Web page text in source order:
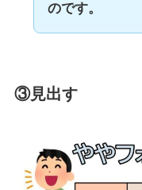
のです。
③見出す